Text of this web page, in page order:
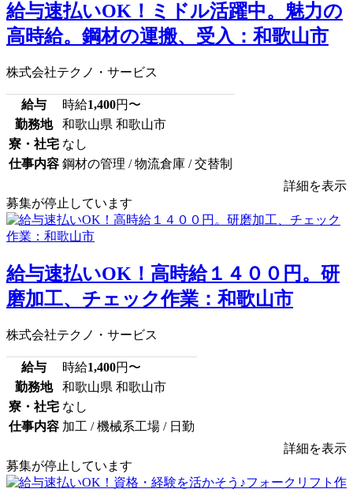
給与速払いOK！ミドル活躍中。魅力の
高時給。鋼材の運搬、受入：和歌山市
株式会社テクノ・サービス
給与 時給1,400円〜
勤務地
和歌山県 和歌山市
寮・社宅 なし
仕事内容 鋼材の管理 / 物流倉庫 / 交替制
詳細を表示
募集が停止しています
給与速払いOK！高時給１４００円。研
磨加工、チェック作業：和歌山市
株式会社テクノ・サービス
給与 時給1,400円〜
勤務地
和歌山県 和歌山市
寮・社宅 なし
仕事内容 加工 / 機械系工場 / 日勤
詳細を表示
募集が停止しています